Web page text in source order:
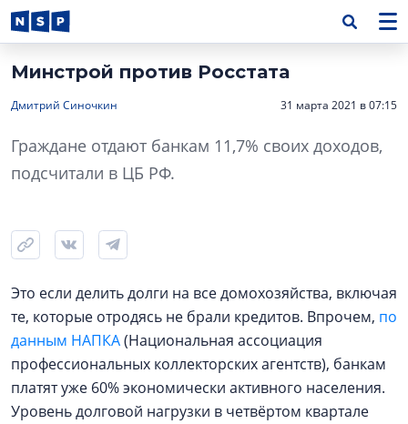
Минстрой против Росстата
Дмитрий Синочкин 31 марта 2021 в 07:15
Граждане отдают банкам 11,7% своих доходов,
подсчитали в ЦБ РФ.
Это если делить долги на все домохозяйства, включая
те, которые отродясь не брали кредитов. Впрочем, по
данным НАПКА(Национальная ассоциация
профессиональных коллекторских агентств), банкам
платят уже 60% экономически активного населения.
Уровень долговой нагрузки в четвёртом квартале